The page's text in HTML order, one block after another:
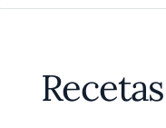
Recetas